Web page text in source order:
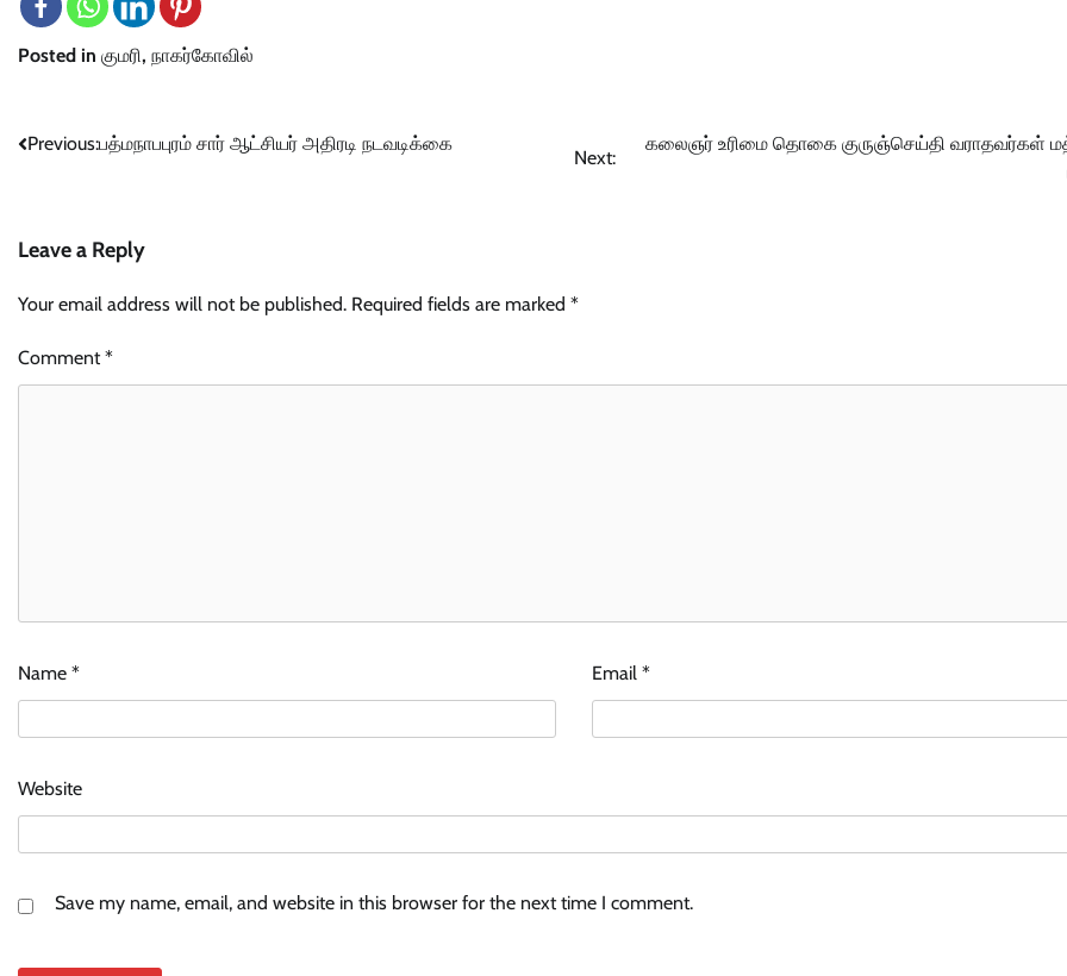
Posted in குமரி, நாகர்கோவில்
Post
Previous:பத்மநாபபுரம் சார் ஆட்சியர் அதிரடி நடவடிக்கை
Next:
கலைஞர் உரிமை தொகை குருஞ்செய்தி வராதவர்கள்
Leave a Reply
Your email address will not be published. Required fields are marked *
Comment*
Name * Email*
Website
Save my name, email, and website in this browser for the next time I comment.